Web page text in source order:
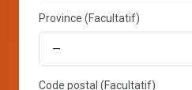
Province
Province (Facultatif)
Code postal (Facultatif)